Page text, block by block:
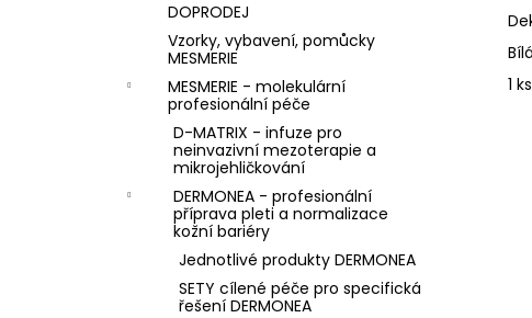
DOPRODEJ
Vzorky, vybavení, pomůcky
MESMERIE
MESMERIE - molekulární
profesionální péče
D-MATRIX - infuze pro
neinvazivní mezoterapie a
mikrojehličkování
DERMONEA - profesionální
příprava pleti a normalizace
kožní bariéry
Jednotlivé produkty DERMONEA
SETY cílené péče pro specifická
řešení DERMONEA
1